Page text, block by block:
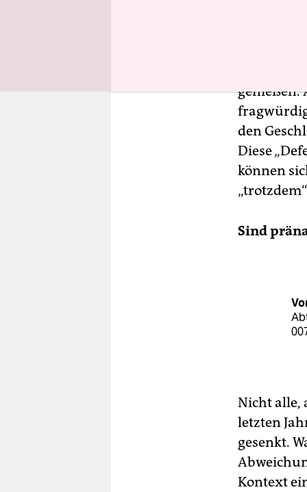
ein
falsch
genießen.
den
Diese
können
Sind
Nicht alle,
letzten
gesenkt.
Kontext